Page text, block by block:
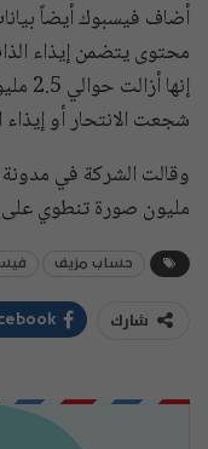
أضاف فيسبوك أيضاً
محتوى يتضمن إيذاء
شجعت الانتحار أو
مليون صورة تنطوي على
حساب مزيف
شارك